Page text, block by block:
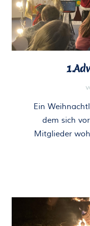
Ein
dem sich
Mitglieder